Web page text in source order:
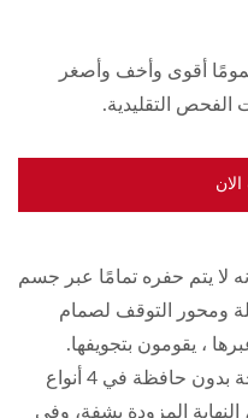
أقوى وأخف وأصغر
التقليدية.
لا يتم حفره تمامًا عبر جسم
ومحور التوقف لصمام
، يقومون بتجويفها.
تتوفر صمامات فحص مزدوجة اللوحة بدون حافظة في 4 أنواع
النهاية المزودة بشفة، وفي